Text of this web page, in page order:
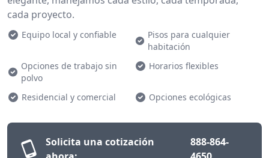
cada proyecto.
Equipo local y confiable
Pisos para cualquier
habitación
Opciones de trabajo sin
polvo
Horarios flexibles
Residencial y comercial Opciones ecológicas
Solicita una cotización
888-864-